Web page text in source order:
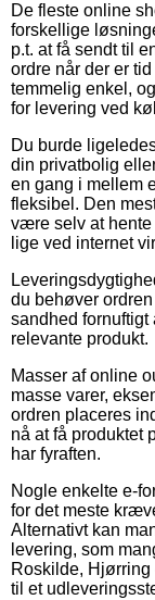
De fleste online
forskellige
p.t. at få sendt til
ordre når der er
temmelig enkel,
for levering ved
Du burde
din privatbolig
en gang i mellem
fleksibel. Den
være selv at hente
lige ved internet
du behøver
sandhed fornuftigt
relevante produkt.
Masser af online
masse varer,
ordren placeres
nå at få produktet
har fyraften.
Nogle enkelte e-
for det meste
Alternativt kan
levering, som
Roskilde,
til et